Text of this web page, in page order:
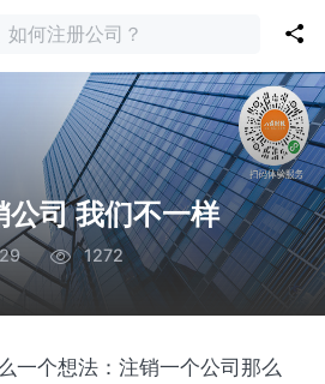
如何注册公司？
司 我们不一样
1272
一个想法：注销一个公司那么